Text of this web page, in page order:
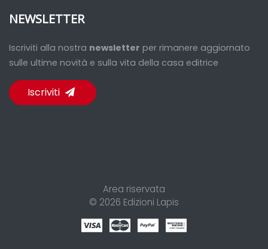
NEWSLETTER
Iscriviti alla nostra newsletter per rimanere aggiornato
sulle ultime novità e sulla vita della casa editrice
Iscriviti
Area riservata
© 2026 Edizioni Lapis